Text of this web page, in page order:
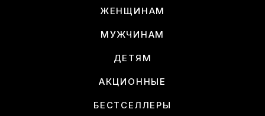
ЖЕНЩИНАМ
МУЖЧИНАМ
ДЕТЯМ
АКЦИОННЫЕ
БЕСТСЕЛЛЕРЫ